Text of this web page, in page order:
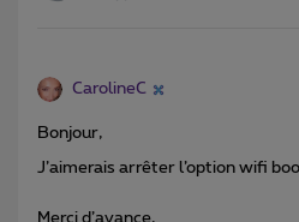
CarolineC
Bonjour,
J’aimerais arrêter l’option wifi
Merci d’avance,